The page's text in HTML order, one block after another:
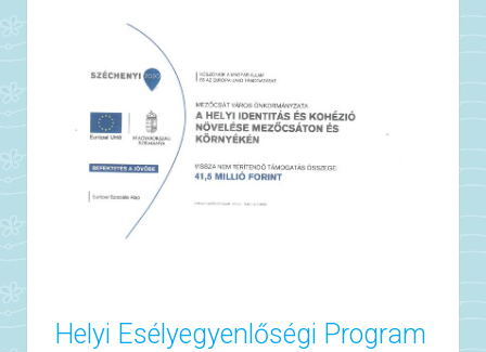
Helyi Esélyegyenlőségi Program